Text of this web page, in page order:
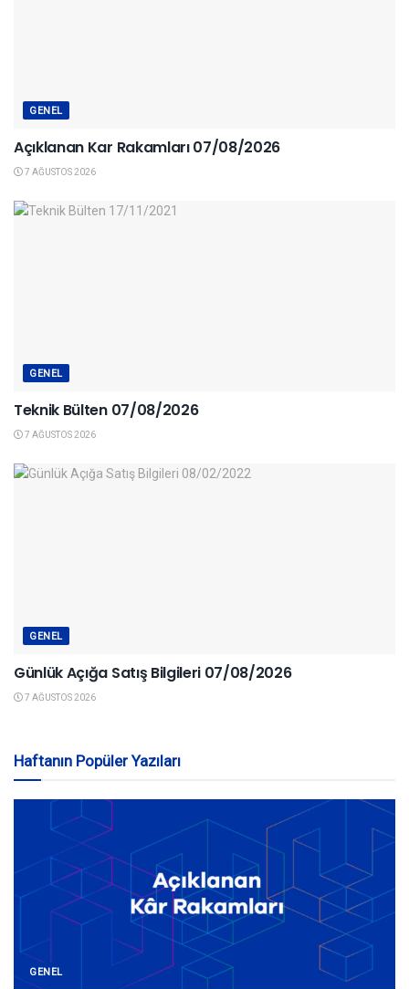
GENEL
Açıklanan Kar Rakamları 07/08/2026
7 AĞUSTOS 2026
GENEL
Teknik Bülten 07/08/2026
7 AĞUSTOS 2026
GENEL
Günlük Açığa Satış Bilgileri 07/08/2026
7 AĞUSTOS 2026
Haftanın Popüler Yazıları
GENEL